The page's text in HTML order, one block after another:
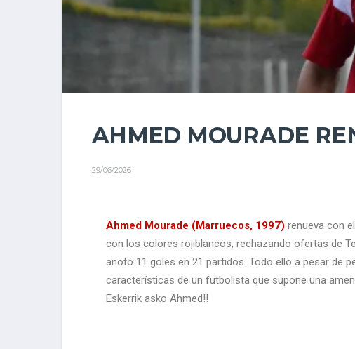
AHMED MOURADE
29/06/2026
Ahmed Mourade (Marruecos, 1997) renueva con
con los colores rojiblancos, rechazando ofertas de
anotó 11 goles en 21 partidos. Todo ello a pesar de
características de un futbolista que supone una
Eskerrik asko Ahmed!!